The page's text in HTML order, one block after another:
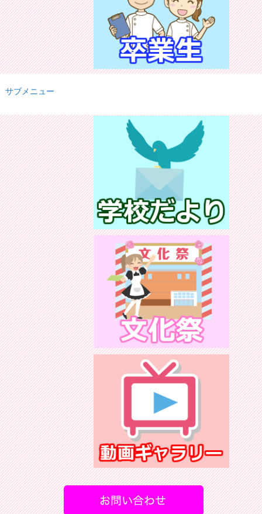
サブメニュー